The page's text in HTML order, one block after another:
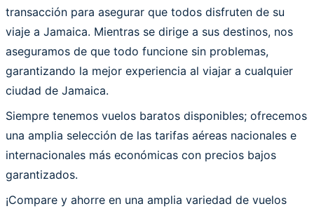
transacción para asegurar que todos disfruten de su
viaje a Jamaica. Mientras se dirige a sus destinos, nos
aseguramos de que todo funcione sin problemas,
garantizando la mejor experiencia al viajar a cualquier
ciudad de Jamaica.
Siempre tenemos vuelos baratos disponibles; ofrecemos
una amplia selección de las tarifas aéreas nacionales e
internacionales más económicas con precios bajos
garantizados.
¡Compare y ahorre en una amplia variedad de vuelos